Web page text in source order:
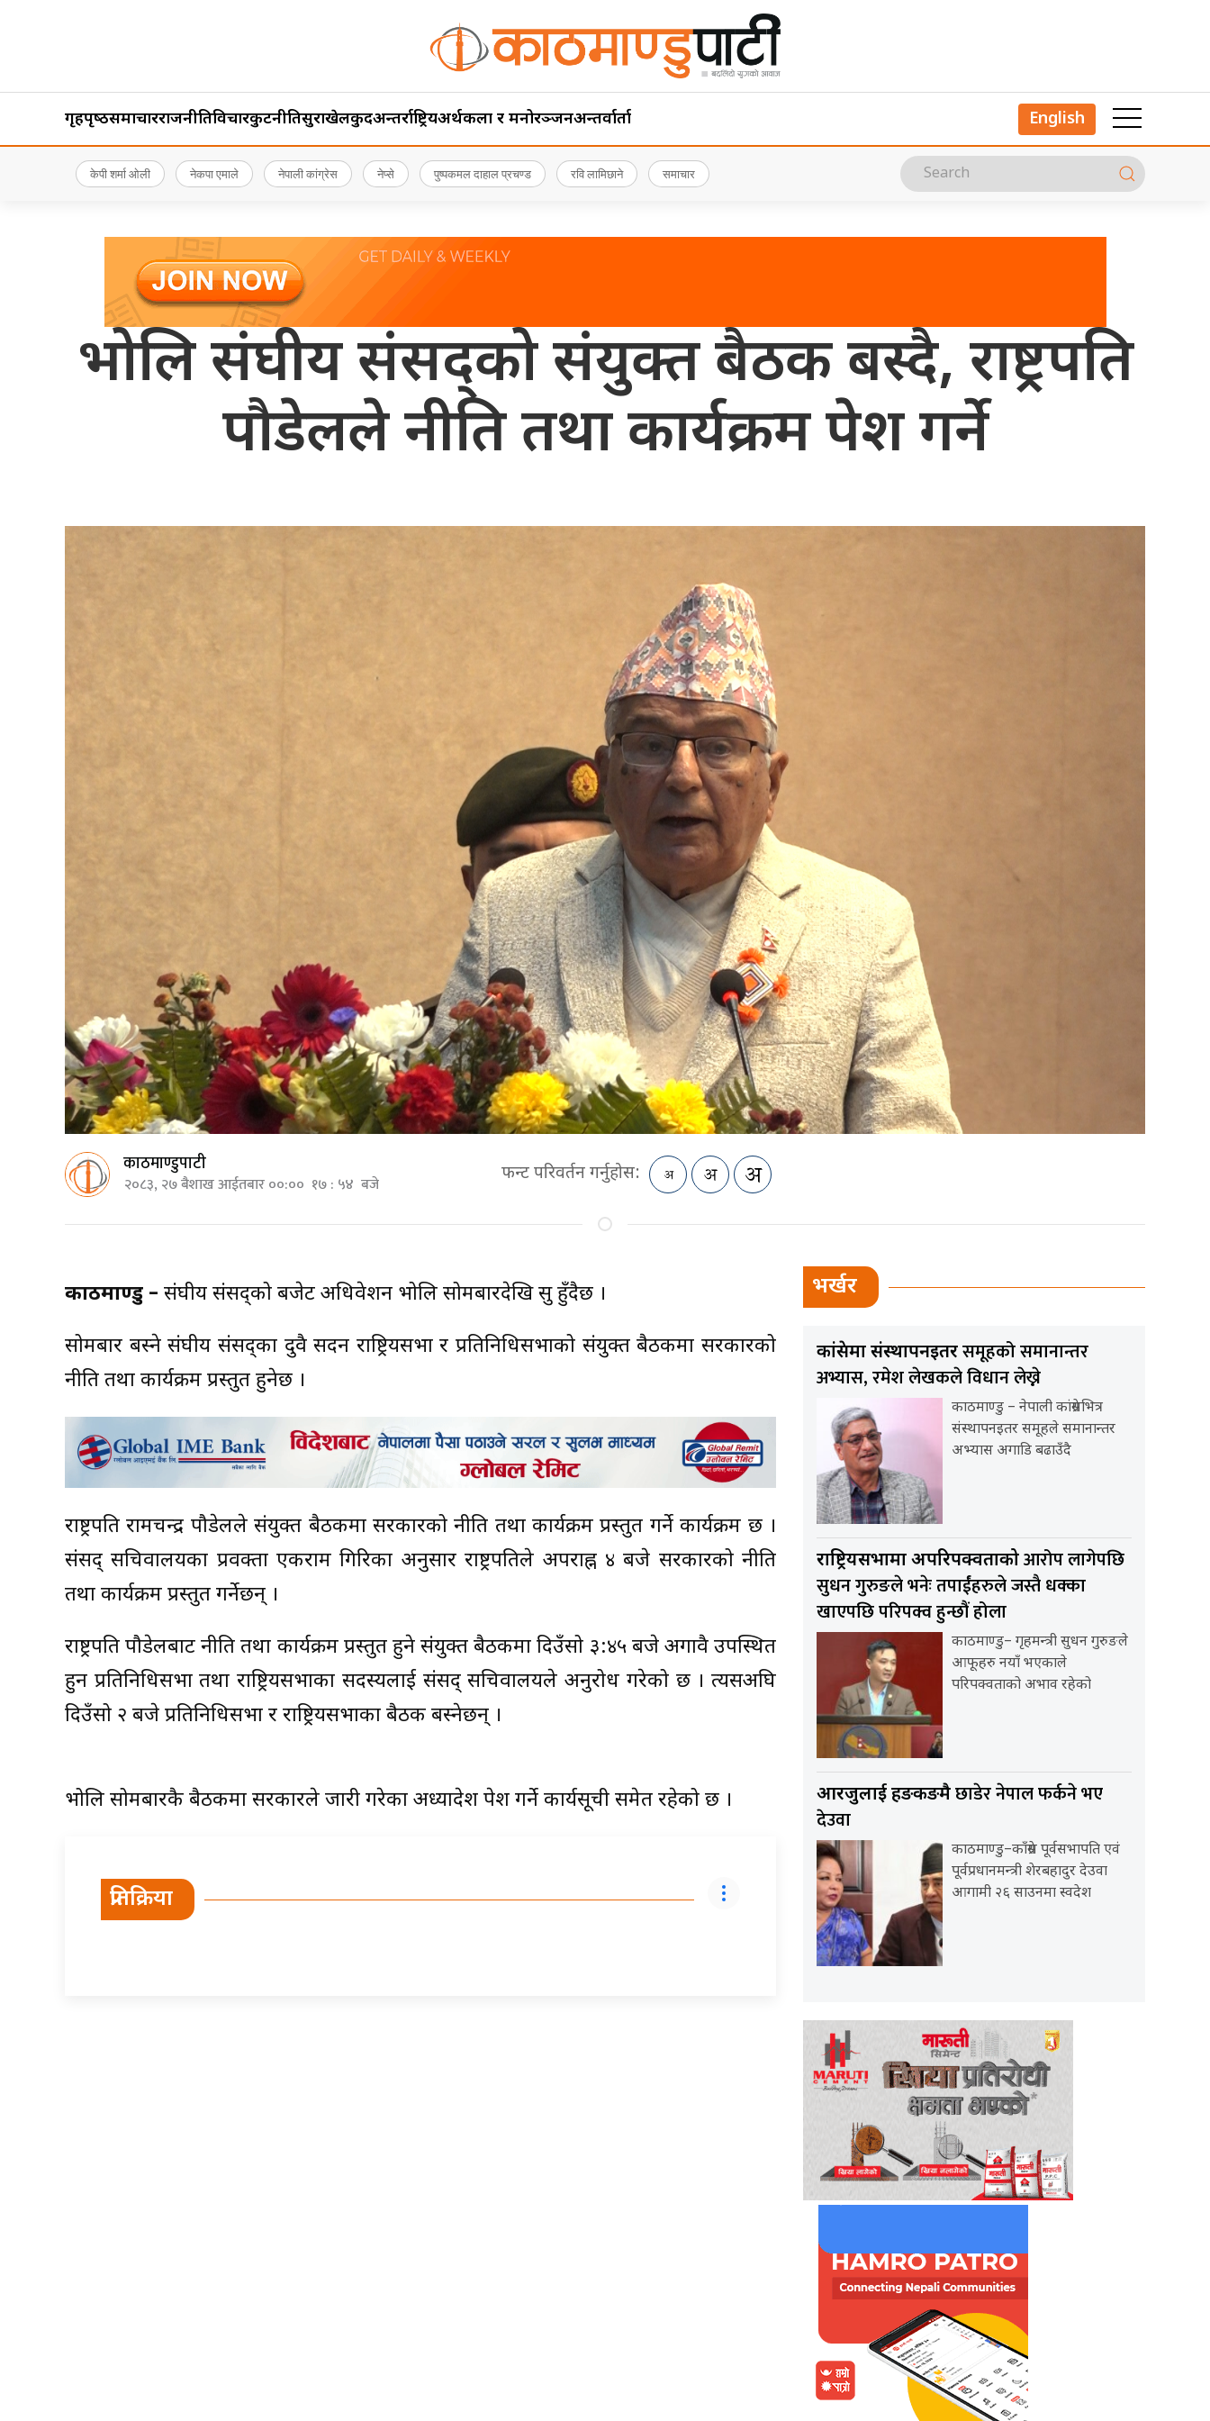
गृहपृष्‍ठसमाचारराजनीतिविचारकुटनीतिसुरक्षाखेलकुदअन्तर्राष्ट्रियअर्थकला र मनोरञ्जनअन्तर्वार्ता English
केपी शर्मा ओली नेकपा एमाले नेपाली कांग्रेस नेप्से पुष्पकमल दाहाल प्रचण्ड रवि लामिछाने समाचार
भोलि संघीय संसद्को संयुक्त बैठक बस्दै, राष्ट्रपति
पौडेलले नीति तथा कार्यक्रम पेश गर्ने
काठमाण्डुपाटी
२०८३, २७ बैशाख आईतबार ००:०० १७ : ५४ बजे फन्ट परिवर्तन गर्नुहोस:
काठमाण्डु – संघीय संसद्को बजेट अधिवेशन भोलि सोमबारदेखि सुरु हुँदैछ ।
सोमबार बस्ने संघीय संसद्का दुवै सदन राष्ट्रियसभा र प्रतिनिधिसभाको संयुक्त बैठकमा सरकारको
नीति तथा कार्यक्रम प्रस्तुत हुनेछ ।
राष्ट्रपति रामचन्द्र पौडेलले संयुक्त बैठकमा सरकारको नीति तथा कार्यक्रम प्रस्तुत गर्ने कार्यक्रम छ ।
संसद् सचिवालयका प्रवक्ता एकराम गिरिका अनुसार राष्ट्रपतिले अपराह्न ४ बजे सरकारको नीति
तथा कार्यक्रम प्रस्तुत गर्नेछन् ।
राष्ट्रपति पौडेलबाट नीति तथा कार्यक्रम प्रस्तुत हुने संयुक्त बैठकमा दिउँसो ३:४५ बजे अगावै उपस्थित
हुन प्रतिनिधिसभा तथा राष्ट्रियसभाका सदस्यलाई संसद् सचिवालयले अनुरोध गरेको छ । त्यसअघि
दिउँसो २ बजे प्रतिनिधिसभा र राष्ट्रियसभाका बैठक बस्नेछन् ।
भोलि सोमबारकै बैठकमा सरकारले जारी गरेका अध्यादेश पेश गर्ने कार्यसूची समेत रहेको छ ।
प्रतिक्रिया
भर्खर
कांग्रेसमा संस्थापनइतरसमूहको समानान्तर
अभ्यास, रमेश लेखकले विधान लेख्ने
काठमाण्डु – नेपाली कांग्रेसभित्र
संस्थापनइतर समूहले समानान्तर
अभ्यास अगाडि बढाउँदै
राष्ट्रियसभामा अपरिपक्वताकोआरोप लागेपछि
सुधन गुरुङले भनेः तपाईंहरुले जस्तै धक्का
खाएपछि परिपक्व हुन्छौं होला
काठमाण्डु– गृहमन्त्री सुधन गुरुङले
आफूहरु नयाँ भएकाले
परिपक्वताको अभाव रहेको
आरजुलाई हङकङमैछाडेर नेपाल फर्कने भए
देउवा
काठमाण्डु–काँग्रेस पूर्वसभापति एवं
पूर्वप्रधानमन्त्री शेरबहादुर देउवा
आगामी २६ साउनमा स्वदेश